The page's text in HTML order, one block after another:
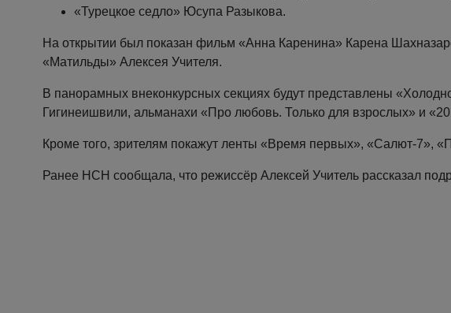
«Турецкое седло» Юсупа Разыкова.
На открытии был показан фильм «Анна Каренина» Карена
«Матильды» Алексея Учителя.
В панорамных внеконкурсных секциях будут представлены
Гигинеишвили, альманахи «Про любовь. Только для взрослых» и
Кроме того, зрителям покажут ленты «Время первых», «Салют-7»,
Ранее НСН сообщала, что режиссёр Алексей Учитель рассказал